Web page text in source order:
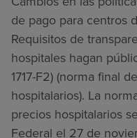
de pago para centros
Requisitos de
hospitales hagan
1717-F2) (norma final
hospitalarios). La
precios hospitalarios
Federal el 27 de